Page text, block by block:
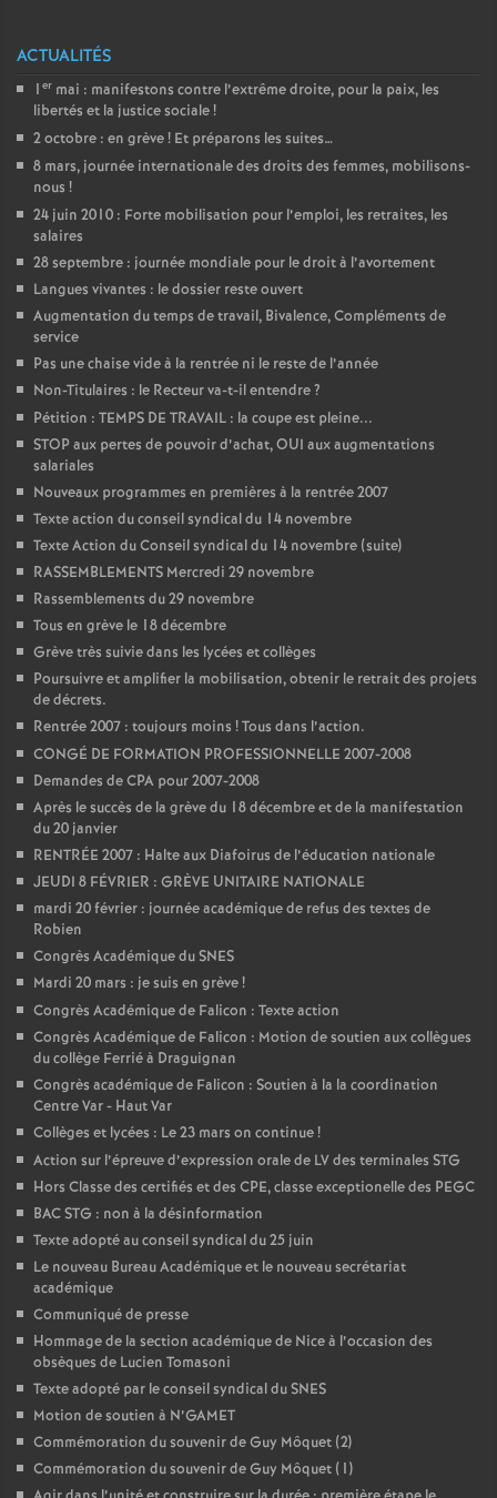
O
r
l
é
a
n
s
T
o
r
s
ACTUALITÉS
1 er mai : manifestons contre l’extrême droite, pour la paix, les
libertés et la justice sociale!
2 octobre : en grève! Et préparons les suites…
8 mars, journée internationale des droits des femmes, mobilisons-
nous !
24 juin 2010 : Forte mobilisation pour l’emploi, les retraites, les
salaires
28 septembre : journée mondiale pour le droit à l’avortement
Langues vivantes : le dossier reste ouvert
Augmentation du temps de travail, Bivalence, Compléments de
service
Pas une chaise vide à la rentrée ni le reste de l’année
Non-Titulaires : le Recteur va-t-il entendre?
Pétition : TEMPS DE TRAVAIL : la coupe est pleine...
STOP aux pertes de pouvoir d’achat, OUI aux augmentations
salariales
Nouveaux programmes en premières à la rentrée 2007
Texte action du conseil syndical du 14 novembre
Texte Action du Conseil syndical du 14 novembre (suite)
RASSEMBLEMENTS Mercredi 29 novembre
Rassemblements du 29 novembre
Tous en grève le 18 décembre
Grève très suivie dans les lycées et collèges
Poursuivre et amplifier la mobilisation, obtenir le retrait des projets
de décrets.
Rentrée 2007 : toujours moins ! Tous dans l’action.
CONGÉ DE FORMATION PROFESSIONNELLE 2007-2008
Demandes de CPA pour 2007-2008
Après le succès de la grève du 18 décembre et de la manifestation
du 20 janvier
RENTRÉE 2007 : Halte aux Diafoirus de l’éducation nationale
JEUDI 8 FÉVRIER : GRÈVE UNITAIRE NATIONALE
mardi 20 février : journée académique de refus des textes de
Robien
Congrès Académique du SNES
Mardi 20 mars : je suis en grève!
Congrès Académique de Falicon : Texte action
Congrès Académique de Falicon : Motion de soutien aux collègues
du collège Ferrié à Draguignan
Congrès académique de Falicon : Soutien à la la coordination
Centre Var - Haut Var
Collèges et lycées : Le 23 mars on continue!
Action sur l’épreuve d’expression orale de LV des terminales STG
Hors Classe des certifiés et des CPE, classe exceptionelle des PEGC
BAC STG : non à la désinformation
Texte adopté au conseil syndical du 25 juin
Le nouveau Bureau Académique et le nouveau secrétariat
académique
Communiqué de presse
Hommage de la section académique de Nice à l’occasion des
obsèques de Lucien Tomasoni
Texte adopté par le conseil syndical du SNES
Motion de soutien à N’GAMET
Commémoration du souvenir de Guy Môquet (2)
Commémoration du souvenir de Guy Môquet (1)